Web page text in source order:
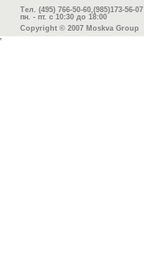
Тел. (495) 766-50-60,(985)173-56-07
пн. - пт. с 10:30 до 18:00
Copyright © 2007 Moskva Group
'